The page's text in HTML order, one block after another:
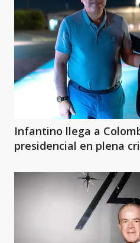
Infantino llega a
presidencial en plena